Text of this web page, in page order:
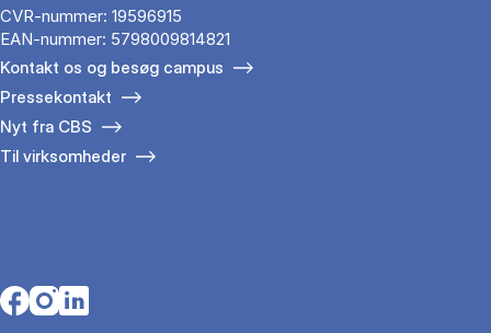
CVR-nummer: 19596915
EAN-nummer: 5798009814821
Kontakt os og besøg campus
Pressekontakt
Nyt fra CBS
Til virksomheder
Opens in a new tab
Opens in a new tab
Opens in a new tab